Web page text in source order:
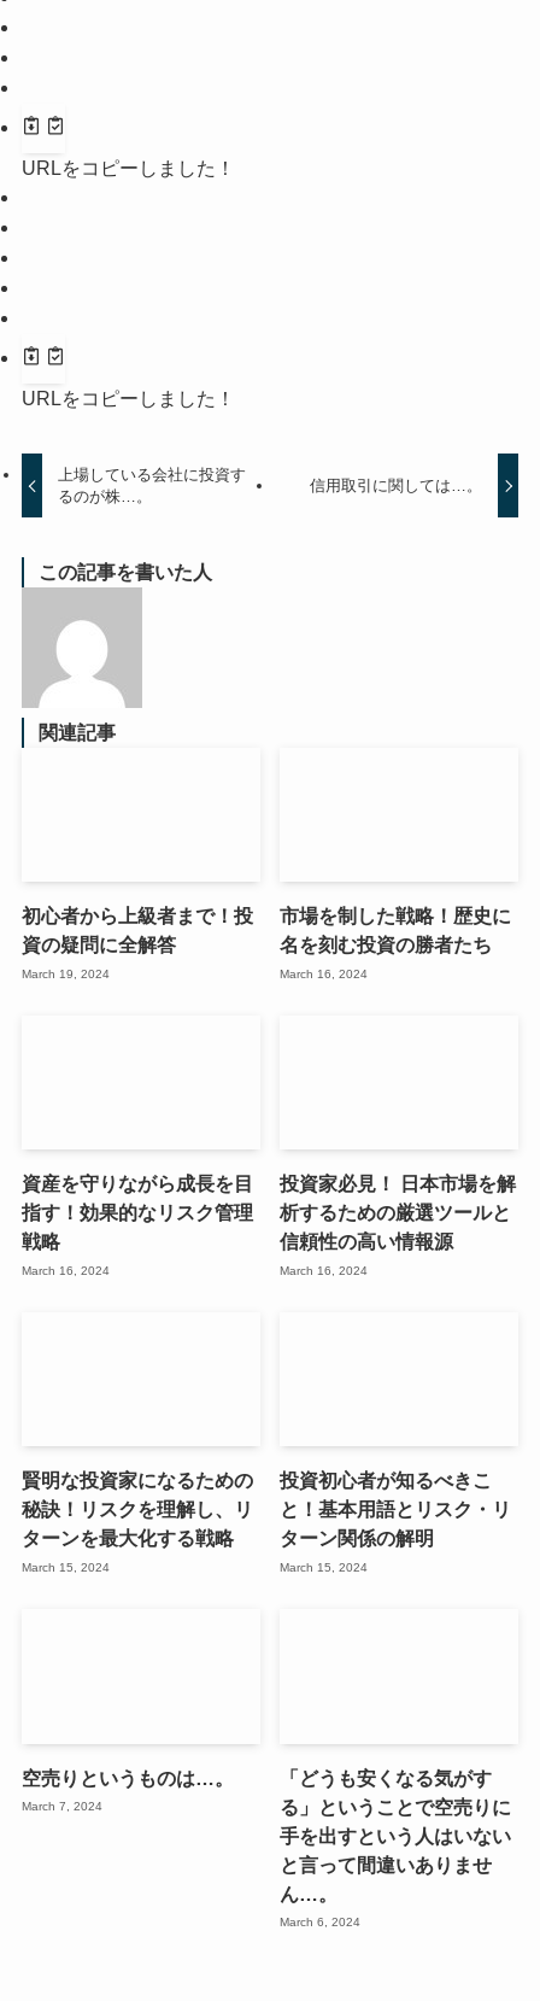
URLをコピーしました！
URLをコピーしました！
上場している会社に投資す
るのが株…。
信用取引に関しては…。
この記事を書いた人
関連記事
初心者から上級者まで！投
資の疑問に全解答
March 19, 2024
市場を制した戦略！歴史に
名を刻む投資の勝者たち
March 16, 2024
資産を守りながら成長を目
指す！効果的なリスク管理
戦略
March 16, 2024
投資家必見！ 日本市場を解
析するための厳選ツールと
信頼性の高い情報源
March 16, 2024
賢明な投資家になるための
秘訣！リスクを理解し、リ
ターンを最大化する戦略
March 15, 2024
投資初心者が知るべきこ
と！基本用語とリスク・リ
ターン関係の解明
March 15, 2024
空売りというものは…。
March 7, 2024
「どうも安くなる気がす
る」ということで空売りに
手を出すという人はいない
と言って間違いありませ
ん…。
March 6, 2024